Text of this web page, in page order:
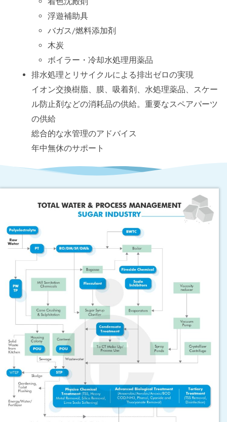
浮遊補助具
バガス/燃料添加剤
木炭
ボイラー・冷却水処理用薬品
排水処理とリサイクルによる排出ゼロの実現
イオン交換樹脂、膜、吸着剤、水処理薬品、スケー
ル防止剤などの消耗品の供給。重要なスペアパーツ
の供給
総合的な水管理のアドバイス
年中無休のサポート